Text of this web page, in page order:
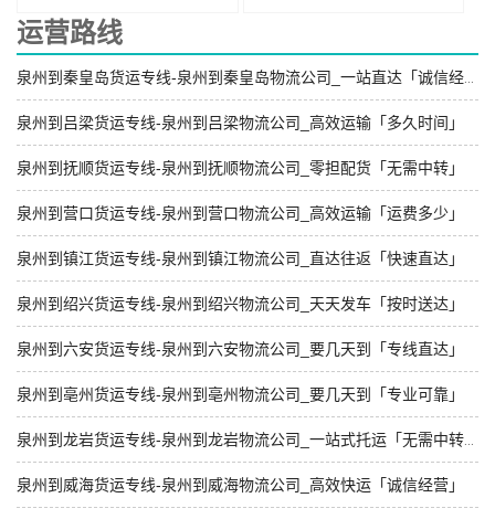
运营路线
泉州到吕梁货运专线-泉州到吕梁物流公司_高效运输「多久时间」
泉州到抚顺货运专线-泉州到抚顺物流公司_零担配货「无需中转」
泉州到营口货运专线-泉州到营口物流公司_高效运输「运费多少」
泉州到镇江货运专线-泉州到镇江物流公司_直达往返「快速直达」
泉州到绍兴货运专线-泉州到绍兴物流公司_天天发车「按时送达」
泉州到六安货运专线-泉州到六安物流公司_要几天到「专线直达」
泉州到亳州货运专线-泉州到亳州物流公司_要几天到「专业可靠」
泉州到威海货运专线-泉州到威海物流公司_高效快运「诚信经营」